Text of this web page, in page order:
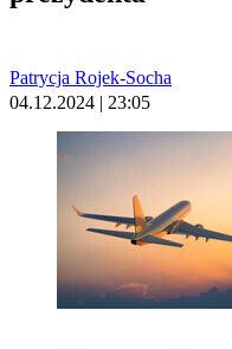
Patrycja Rojek-Socha
04.12.2024 | 23:05